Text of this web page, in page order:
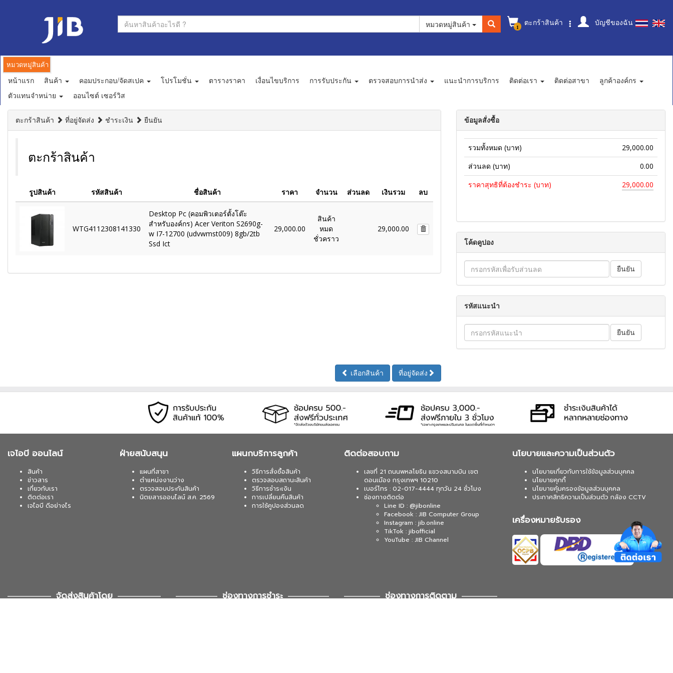
1 ตะกร้าสินค้า บัญชีของฉัน
หมวดหมู่สินค้า
หมวดหมู่สินค้า
หน้าแรก สินค้า คอมประกอบ/จัดสเปค โปรโมชั่น ตารางราคา เงื่อนไขบริการ การรับประกัน ตรวจสอบการนำส่ง แนะนำการบริการ ติดต่อเรา ติดต่อสาขา
ลูกค้าองค์กร
ตัวแทนจำหน่าย
ออนไซต์ เซอร์วิส
ตะกร้าสินค้า ที่อยู่จัดส่ง ชำระเงิน ยืนยัน
ตะกร้าสินค้า
รูปสินค้า รหัสสินค้า ชื่อสินค้า ราคา จำนวน ส่วนลด เงินรวม ลบ
WTG4112308141330
Desktop Pc (คอมพิวเตอร์ตั้งโต๊ะ
สำหรับองค์กร) Acer Veriton S2690g-
w I7-12700 (udvwmst009) 8gb/2tb
Ssd Ict
29,000.00
สินค้า
หมด
ชั่วคราว
29,000.00
ข้อมูลสั่งซื้อ
รวมทั้งหมด (บาท)
29,000.00
ส่วนลด (บาท)
0.00
ราคาสุทธิที่ต้องชำระ (บาท)
29,000.00
โค้ดคูปอง
รหัสแนะนำ
เลือกสินค้า ที่อยู่จัดส่ง
เจไอบี ออนไลน์
สินค้า
ข่าวสาร
เกี่ยวกับเรา
ติดต่อเรา
เจไอบี ดีอย่างไร
ฝ่ายสนับสนุน
แผนที่สาขา
ตำแหน่งงานว่าง
ตรวจสอบประกันสินค้า
นิตยสารออนไลน์ ส.ค. 2569
แผนกบริการลูกค้า
วิธีการสั่งซื้อสินค้า
ตรวจสอบสถานะสินค้า
วิธีการชำระเงิน
การเปลี่ยนคืนสินค้า
การใช้คูปองส่วนลด
ติดต่อสอบถาม
เลขที่ 21 ถนนพหลโยธิน แขวงสนามบิน เขต
ดอนเมือง กรุงเทพฯ 10210
เบอร์โทร : 02-017-4444 ทุกวัน 24 ชั่วโมง
ช่องทางติดต่อ
Line ID : @jibonline
Facebook : JIB Computer Group
Instagram : jib.online
TikTok : jibofficial
YouTube : JIB Channel
นโยบายและความเป็นส่วนตัว
นโยบายเกี่ยวกับการใช้ข้อมูลส่วนบุคคล
นโยบายคุกกี้
นโยบายคุ้มครองข้อมูลส่วนบุคคล
ประกาศสิทธิความเป็นส่วนตัว กล้อง CCTV
เครื่องหมายรับรอง
จัดส่งสินค้าโดย ช่องทางการชำระ ช่องทางการติดตาม